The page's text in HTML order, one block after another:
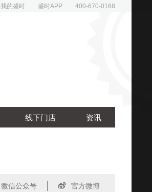
我的盛时 盛时APP 400-670-0168
线下门店 资讯
微信公众号 官方微博